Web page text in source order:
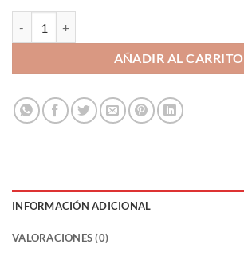
AÑADIR AL CARRITO
INFORMACIÓN ADICIONAL
VALORACIONES (0)